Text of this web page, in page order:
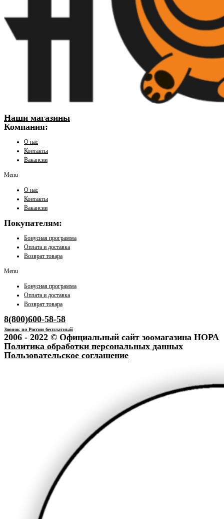
Наши магазины
Компания:
О нас
Контакты
Вакансии
Menu
О нас
Контакты
Вакансии
Покупателям:
Бонусная программа
Оплата и доставка
Возврат товара
Menu
Бонусная программа
Оплата и доставка
Возврат товара
8(800)600-58-58
Звонок по России бесплатный
2006 - 2022 © Официальный сайт зоомагазина НОРА
Политика обработки персональных данных
Пользовательское соглашение